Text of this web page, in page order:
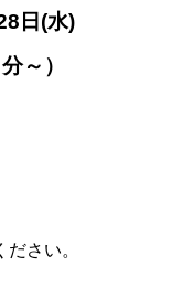
日(水)
～）
さい。